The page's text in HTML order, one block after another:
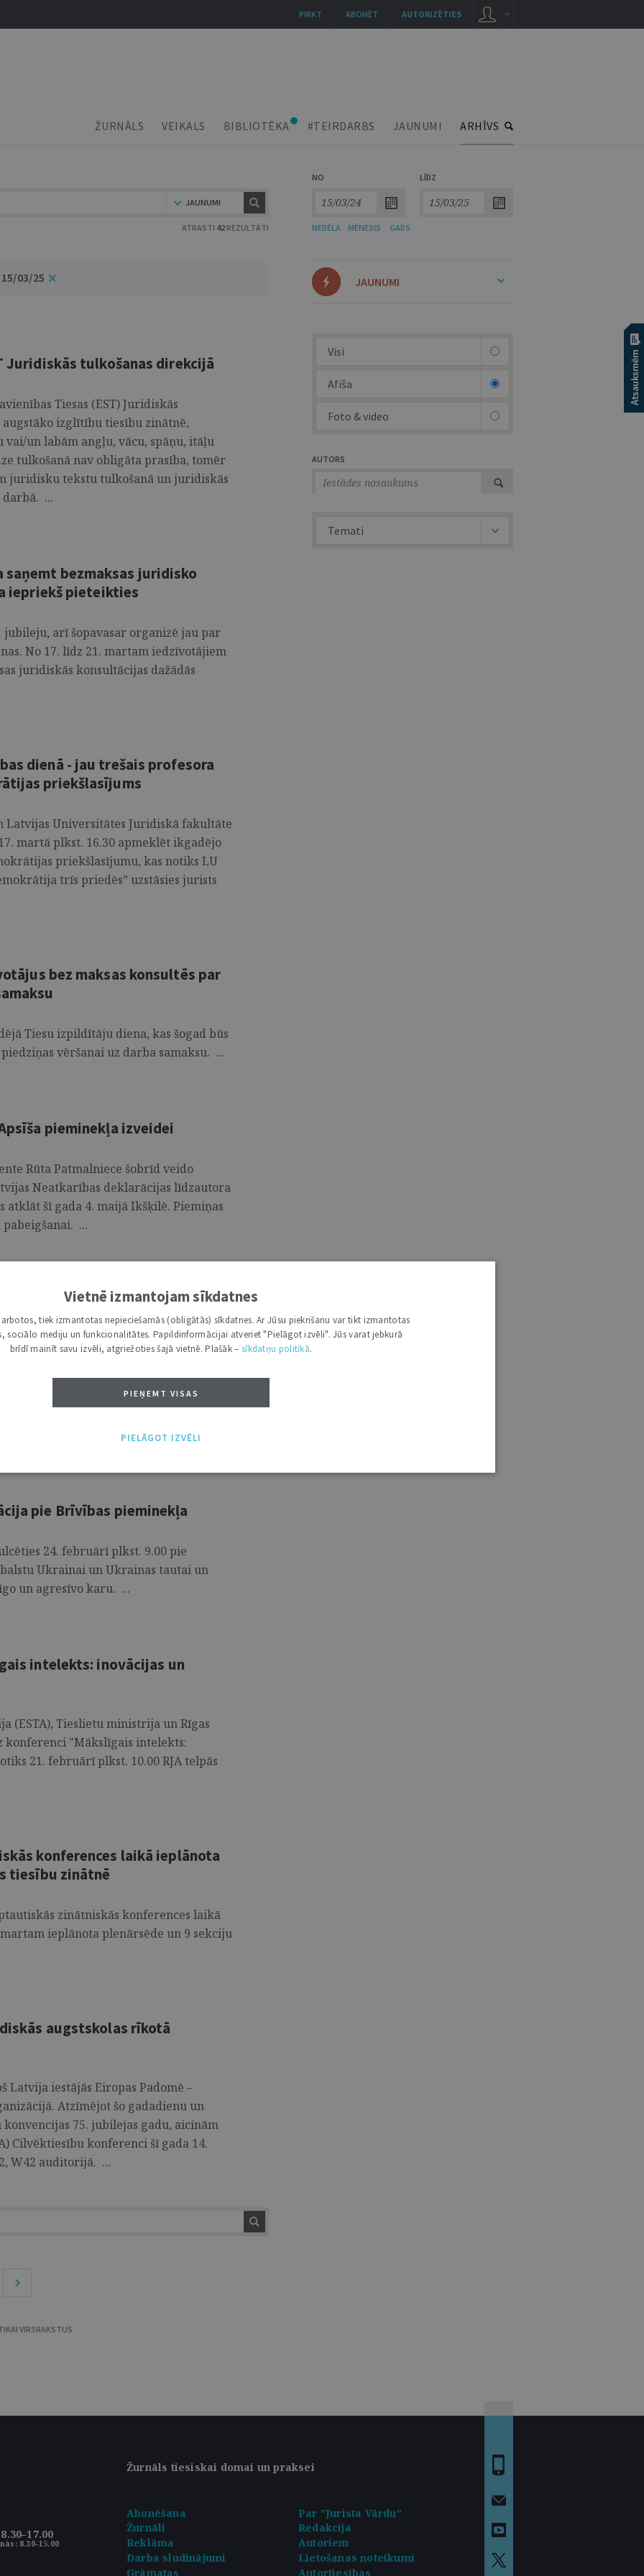
ŽURNĀLS VEIKALS BIBLIOTĒKA #TEIRDARBS JAUNUMI ARHĪVS
JAUNUMI
ATRASTI 42 REZULTĀTI
NO LĪDZ
NEDĒĻA MĒNESIS GADS
03/25
Juridiskās tulkošanas direkcijā
Tiesas (EST) Juridiskās
izglītību tiesību zinātnē,
un labām angļu, vācu, spāņu, itāļu
tulkošanā nav obligāta prasība, tomēr
juridisku tekstu tulkošanā un juridiskās
...
saņemt bezmaksas juridisko
iepriekš pieteikties
arī šopavasar organizē jau par
No 17. līdz 21. martam iedzīvotājiem
juridiskās konsultācijas dažādās
dienā - jau trešais profesora
priekšlasījums
Latvijas Universitātes Juridiskā fakultāte
martā plkst. 16.30 apmeklēt ikgadējo
priekšlasījumu, kas notiks LU
trīs priedēs” uzstāsies jurists
bez maksas konsultēs par
Tiesu izpildītāju diena, kas šogad būs
vēršanai uz darba samaksu. ...
pieminekļa izveidei
Rūta Patmalniece šobrīd veido
Neatkarības deklarācijas līdzautora
atklāt šī gada 4. maijā Ikšķilē. Piemiņas
...
par korupcijas risku
pasākumu plāna izstrādi
birojs (KNAB) aicina publiskajā un
no plkst. 10.00 līdz 15.00 piedalīties
kā soli pa solim izvērtēt korupcijas
pretkorupcijas pasākumu plānam,
korupcijas risku iestāšanos. ...
pie Brīvības pieminekļa
24. februārī plkst. 9.00 pie
Ukrainai un Ukrainas tautai un
un agresīvo karu. ...
intelekts: inovācijas un
(ESTA), Tieslietu ministrija un Rīgas
konferenci "Mākslīgais intelekts:
21. februārī plkst. 10.00 RJA telpās
konferences laikā ieplānota
tiesību zinātnē
zinātniskās konferences laikā
ieplānota plenārsēde un 9 sekciju
augstskolas rīkotā
Latvija iestājās Eiropas Padomē –
Atzīmējot šo gadadienu un
75. jubilejas gadu, aicinām
Cilvēktiesību konferenci šī gada 14.
W42 auditorijā. ...
VIRSRAKSTUS
JAUNUMI
Visi
Afiša
Foto & video
AUTORS
Temati
Žurnāls tiesiskai domai un praksei
8.30–15.00
Abonēšana
Par "Jurista Vārdu"
Žurnāli
Redakcija
Reklāma
Autoriem
Darba sludinājumi
Lietošanas noteikumi
Grāmatas
Autortiesības
AUTORIZĒTIES
ABONĒT
PIRKT
Vietnē izmantojam sīkdatnes
tiek izmantotas nepieciešamās (obligātās) sīkdatnes. Ar Jūsu piekrišanu var tikt izmantotas
sociālo mediju un funkcionalitātes. Papildinformācijai atveriet "Pielāgot izvēli". Jūs varat jebkurā
brīdī mainīt savu izvēli, atgriežoties šajā vietnē. Plašāk – sīkdatņu politikā.
PIEŅEMT VISAS
PIELĀGOT IZVĒLI